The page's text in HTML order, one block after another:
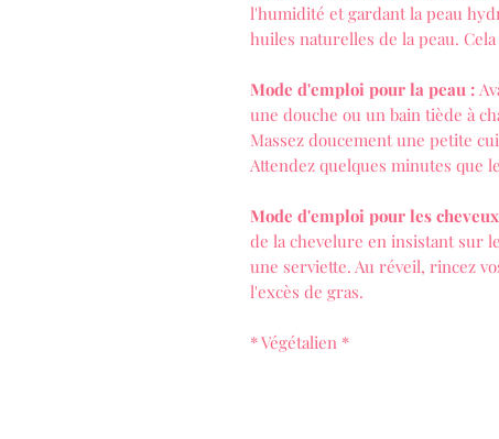
l'humidité et gardant la peau
huiles naturelles de la peau.
Mode d'emploi pour la peau :
une douche ou un bain tiède à
Massez doucement une petite
Attendez quelques minutes que
Mode d'emploi pour les
de la chevelure en insistant sur
une serviette. Au réveil, rincez
l'excès de gras.
* Végétalien *